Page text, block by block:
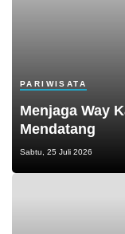
PARIWISATA
Menjaga Way
Mendatang
Sabtu, 25 Juli 2026